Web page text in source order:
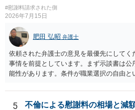
と思います。 そのうえで、合意できる
否かにかかってはきますが。 ４ 質問④
できないのですが、 清算条項を記載し
クがありますので、むしろ、原則としては
であるとお考えいただくといいです。 ご
すが、可能であれば、ご依頼になるかは別
直接相談されて、 今後の対応についてア
お勧めいたします。 ご参考にしていただ
#慰謝料請求された側
2026年7月15日
肥田 弘昭 弁護士
依頼された弁護士の意見を最優先にしてく
事情を前提としています。まず示談書は公
能性があります。条件が職業選択の自由と
可能性もあるかと思います。ご参考にして
5
不倫による慰謝料の相場と減